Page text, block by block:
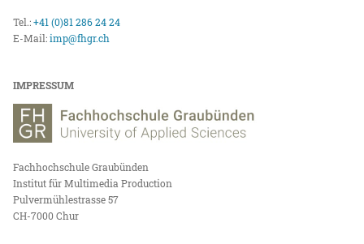
Tel.:+41 (0)81 286 24 24
E-Mail:imp@fhgr.ch
IMPRESSUM
Fachhochschule Graubünden
Institut für Multimedia Production
Pulvermühlestrasse 57
CH-7000 Chur